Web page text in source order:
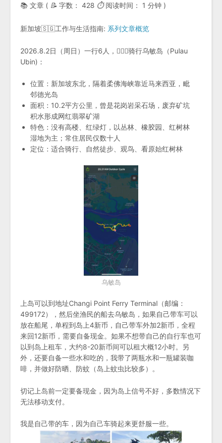
📚 文章 ( 📝 字数： 428 ⏱ 阅读时间： 1 分钟 )
新加坡🇸🇬工作与生活指南: 系列文章概览
2026.8.2日（周日）一行6人，🚴🏻‍♂️骑行乌敏岛（Pulau
Ubin)：
位置：新加坡东北，隔着柔佛海峡靠近马来西亚，毗
邻德光岛
面积：10.2平方公里，曾是花岗岩采石场，废弃矿坑
积水形成网红翡翠矿湖
特色：没有高楼、红绿灯，以丛林、橡胶园、红树林
湿地为主；常住居民仅数十人
定位：适合骑行、自然徒步、观鸟、看原始红树林
乌敏岛
上岛可以到地址Changi Point Ferry Terminal（邮编：
499172），然后坐渔民的船去乌敏岛，如果自己带车可以
放在船尾，单程到岛上4新币，自己带车外加2新币，全程
来回12新币，需要自备现金。如果不想带自己的自行车也可
以到岛上租车，大约8-20新币间可以租大概12小时。另
外，还要自备一些水和吃的，我带了两瓶水和一瓶罐装咖
啡，并做好防晒、防蚊（岛上蚊虫比较多）。
切记上岛前一定要备现金，因为岛上信号不好，多数情况下
无法移动支付。
我是自己带的车，因为自己车骑起来更舒服一些。